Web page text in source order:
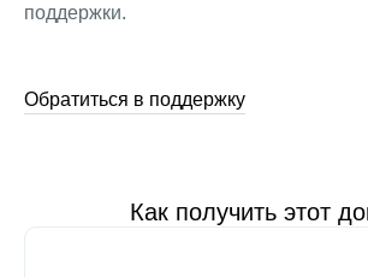
поддержки.
Обратиться в поддержку
Как получить этот